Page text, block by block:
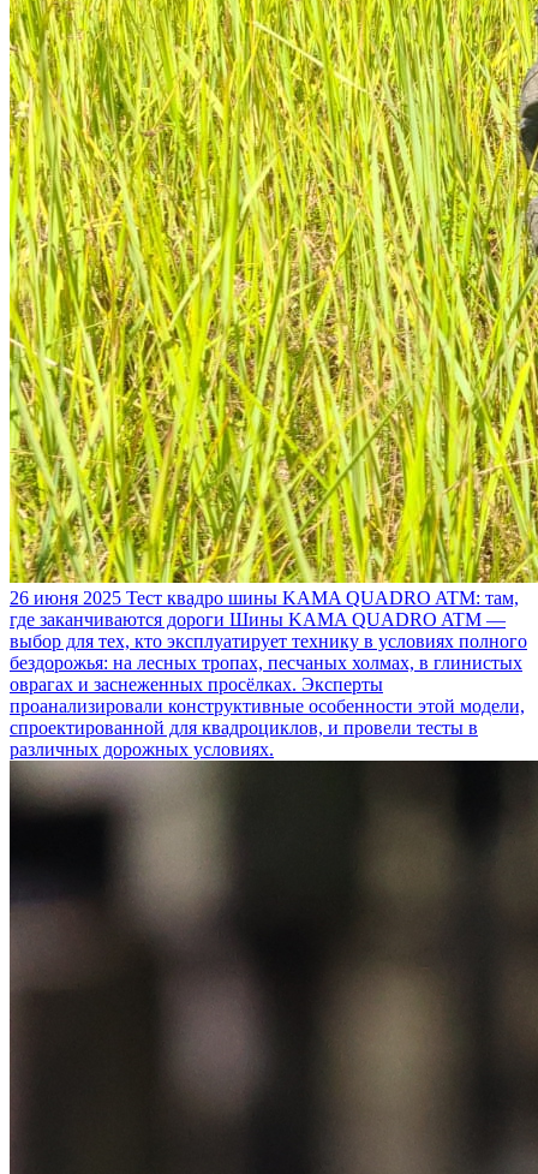
26 июня 2025 Тест квадро шины KAMA QUADRO ATM: там,
где заканчиваются дороги Шины KAMA QUADRO ATM —
выбор для тех, кто эксплуатирует технику в условиях полного
бездорожья: на лесных тропах, песчаных холмах, в глинистых
оврагах и заснеженных просёлках. Эксперты
проанализировали конструктивные особенности этой модели,
спроектированной для квадроциклов, и провели тесты в
различных дорожных условиях.